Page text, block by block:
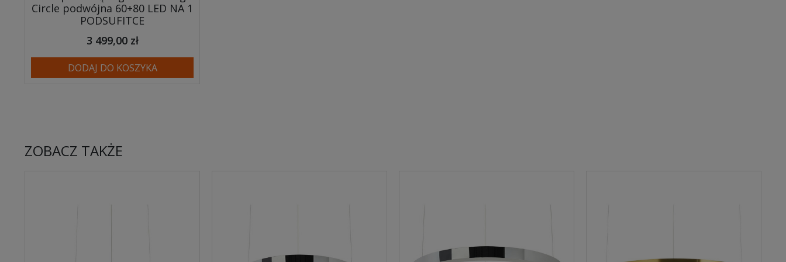
Circle podwójna 60+80 LED NA 1
PODSUFITCE
3 499,00 zł
DODAJ DO KOSZYKA
ZOBACZ TAKŻE